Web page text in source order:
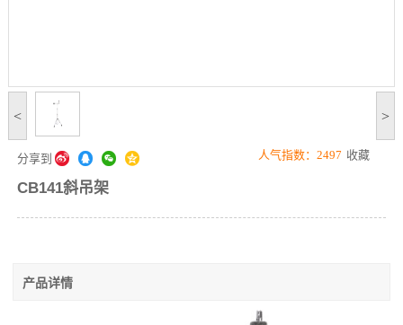
< >
分享到     人气指数：2497 收藏
CB141斜吊架
产品详情